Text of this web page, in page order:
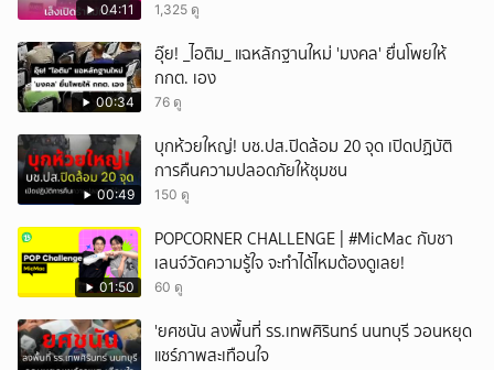
04:11 1,325 ดู
00:34
อุ๊ย! _ไอติม_ แฉหลักฐานใหม่ 'มงคล' ยื่นโพยให้
กกต. เอง
76 ดู
00:49
บุกห้วยใหญ่! บช.ปส.ปิดล้อม 20 จุด เปิดปฏิบัติ
การคืนความปลอดภัยให้ชุมชน
150 ดู
01:50
POPCORNER CHALLENGE | #MicMac กับชา
เลนจ์วัดความรู้ใจ จะทำได้ไหมต้องดูเลย!
60 ดู
'ยศชนัน ลงพื้นที่ รร.เทพศิรินทร์ นนทบุรี วอนหยุด
แชร์ภาพสะเทือนใจ